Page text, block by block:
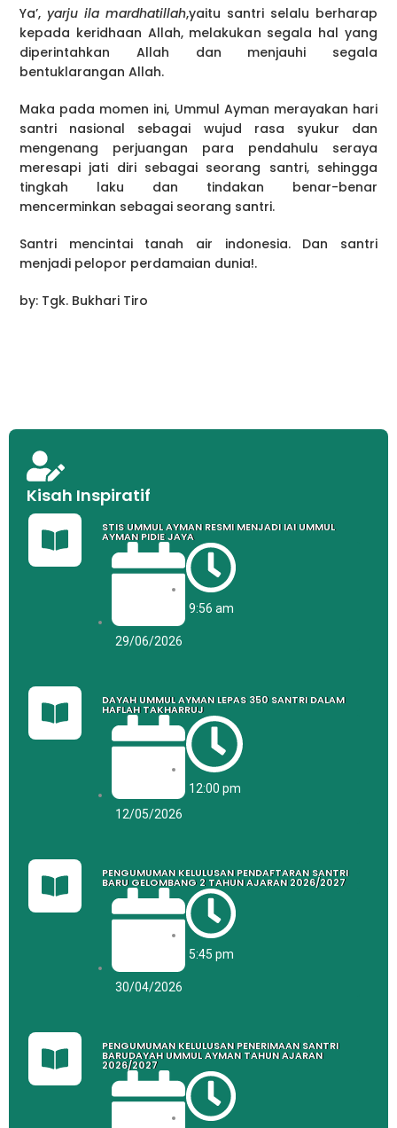
Ya’, yarju ila mardhatillah,yaitu santri selalu berharap
kepada keridhaan Allah, melakukan segala hal yang
diperintahkan Allah dan menjauhi segala
bentuklarangan Allah.
Maka pada momen ini, Ummul Ayman merayakan hari
santri nasional sebagai wujud rasa syukur dan
mengenang perjuangan para pendahulu seraya
meresapi jati diri sebagai seorang santri, sehingga
tingkah laku dan tindakan benar-benar
mencerminkan sebagai seorang santri.
Santri mencintai tanah air indonesia. Dan santri
menjadi pelopor perdamaian dunia!.
by: Tgk. Bukhari Tiro
Kisah Inspiratif
STIS UMMUL AYMAN RESMI MENJADI IAI UMMUL
AYMAN PIDIE JAYA
29/06/2026
9:56 am
DAYAH UMMUL AYMAN LEPAS 350 SANTRI DALAM
HAFLAH TAKHARRUJ
12/05/2026
12:00 pm
PENGUMUMAN KELULUSAN PENDAFTARAN SANTRI
BARU GELOMBANG 2 TAHUN AJARAN 2026/2027
30/04/2026
5:45 pm
PENGUMUMAN KELULUSAN PENERIMAAN SANTRI
BARUDAYAH UMMUL AYMAN TAHUN AJARAN
2026/2027